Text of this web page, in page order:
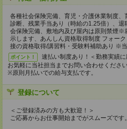
各種社会保険完備、育児・介護休業制度
診断、残業手当あり（時給の1.25倍）、
会保険完備、敷地内及び屋内は原則禁煙※
示します、あんしん資格取得制度 フォー
接の資格取得/講習料・受験料補助あり ※
ポイント！
速払い制度あり！＜勤務実績
お気軽に当社担当までお問い合わせくださ
※原則月払いでの給与支払です。
登録について
＜ご登録済みの方も大歓迎！＞
ご応募からお仕事開始までがスムーズです